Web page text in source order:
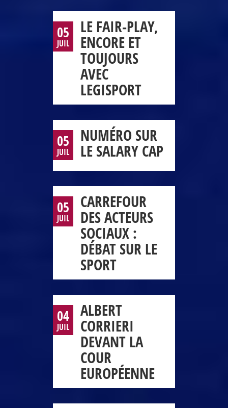
05
JUIL
LE FAIR-PLAY,
ENCORE ET
TOUJOURS
AVEC
LEGISPORT
05
JUIL
NUMÉRO SUR
LE SALARY CAP
05
JUIL
CARREFOUR
DES ACTEURS
SOCIAUX :
DÉBAT SUR LE
SPORT
04
JUIL
ALBERT
CORRIERI
DEVANT LA
COUR
EUROPÉENNE